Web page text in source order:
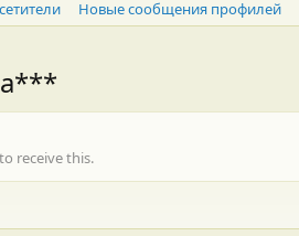
Новые сообщения профилей
receive this.